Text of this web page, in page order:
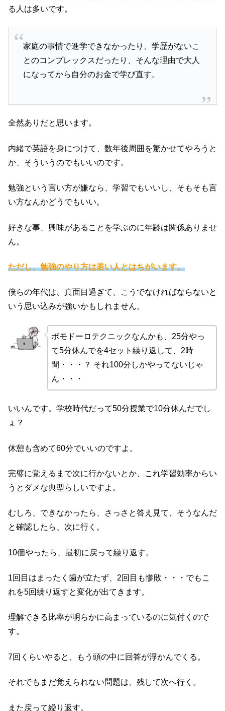
る人は多いです。
家庭の事情で進学できなかったり、学歴がないこ
とのコンプレックスだったり、そんな理由で大人
になってから自分のお金で学び直す。
全然ありだと思います。
内緒で英語を身につけて、数年後周囲を驚かせてやろうと
か、そういうのでもいいのです。
勉強という言い方が嫌なら、学習でもいいし、そもそも言
い方なんかどうでもいい。
好きな事、興味があることを学ぶのに年齢は関係ありませ
ん。
ただし、勉強のやり方は若い人とはちがいます。
僕らの年代は、真面目過ぎて、こうでなければならないと
いう思い込みが強いかもしれません。
ポモドーロテクニックなんかも、25分やっ
て5分休んでを4セット繰り返して、2時
間・・・？ それ100分しかやってないじゃ
ん・・・
いいんです。学校時代だって50分授業で10分休んだでし
ょ？
休憩も含めて60分でいいのですよ。
完璧に覚えるまで次に行かないとか、これ学習効率からい
うとダメな典型らしいですよ。
むしろ、できなかったら、さっさと答え見て、そうなんだ
と確認したら、次に行く。
10個やったら、最初に戻って繰り返す。
1回目はまったく歯が立たず、2回目も惨敗・・・でもこ
れを5回繰り返すと変化が出てきます。
理解できる比率が明らかに高まっているのに気付くので
す。
7回くらいやると、もう頭の中に回答が浮かんでくる。
それでもまだ覚えられない問題は、残して次へ行く。
また戻って繰り返す。